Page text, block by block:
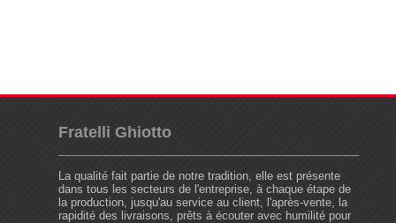
Fratelli Ghiotto
La qualité fait partie de notre tradition, elle est présente
dans tous les secteurs de l'entreprise, à chaque étape de
la production, jusqu'au service au client, l'après-vente, la
rapidité des livraisons, prêts à écouter avec humilité pour